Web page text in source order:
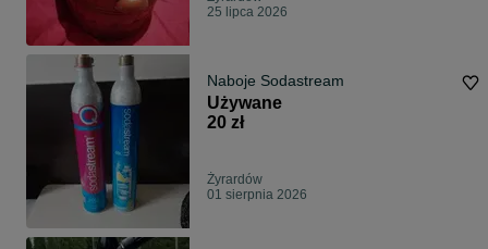
25 lipca 2026
Naboje Sodastream
Używane
20 zł
Żyrardów
01 sierpnia 2026